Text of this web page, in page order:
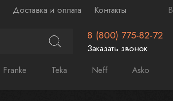
Доставка и оплата Контакты
8 (800) 775-82-72
Заказать звонок
Franke Teka Neff Asko